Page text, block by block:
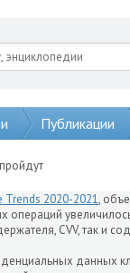
Публикации
Trends 2020-2021,
операций
СVV, так и
данных